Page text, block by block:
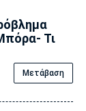
Τι
Μετάβαση